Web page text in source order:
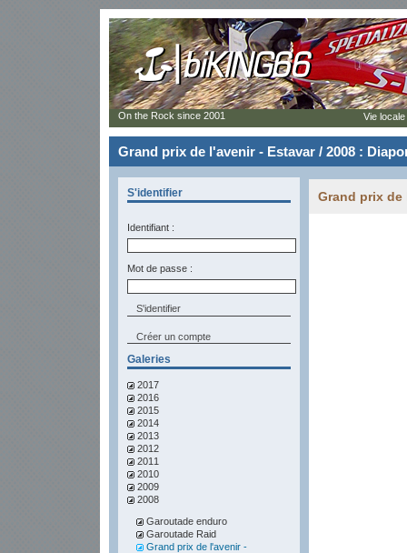
Grand prix de l'avenir - Estavar / 2008 :
S'identifier
Identifiant :
Mot de passe :
Créer un compte
Galeries
2017
2016
2015
2014
2013
2012
2011
2010
2009
2008
Garoutade enduro
Garoutade Raid
Grand prix de l'avenir -
Grand prix de
On the Rock since 2001 Vie